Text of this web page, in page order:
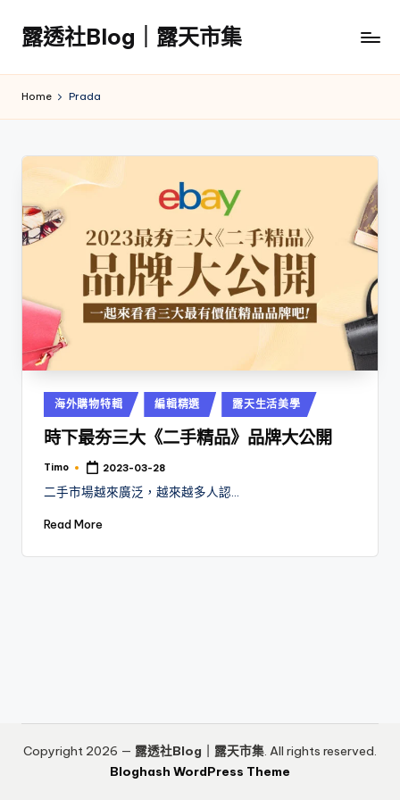
Skip
content
露透社Blog｜露天市集
社
市
集
Home Prada
Posted
in
海外購物特輯 編輯精選 露天生活美學
時下最夯三大《二手精品》品牌大公開
Posted
Timo 2023-03-28
二手市場越來廣泛，越來越多人認…
Read More
Copyright 2026 — 露透社Blog｜露天市集. All rights reserved.
Bloghash WordPress Theme